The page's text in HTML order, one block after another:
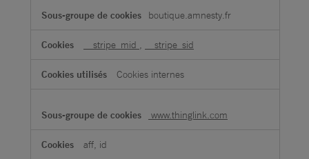
boutique.amnesty.fr
__stripe_mid , __stripe_sid
Cookies internes
www.thinglink.com
aff, id